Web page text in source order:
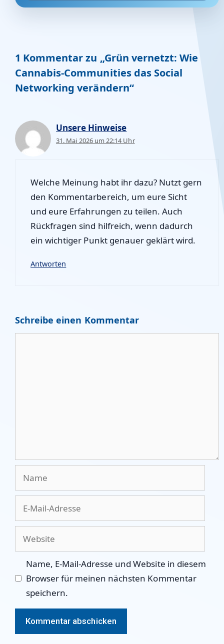
1 Kommentar zu „Grün vernetzt: Wie
Cannabis-Communities das Social
Networking verändern“
Unsere Hinweise
31. Mai 2026 um 22:14 Uhr
Welche Meinung habt ihr dazu? Nutzt gern
den Kommentarbereich, um eure Sicht
und eure Erfahrungen zu teilen. Auch
Rückfragen sind hilfreich, wenn dadurch
ein wichtiger Punkt genauer geklärt wird.
Antworten
Schreibe einen Kommentar
Name, E-Mail-Adresse und Website in diesem
Browser für meinen nächsten Kommentar
speichern.